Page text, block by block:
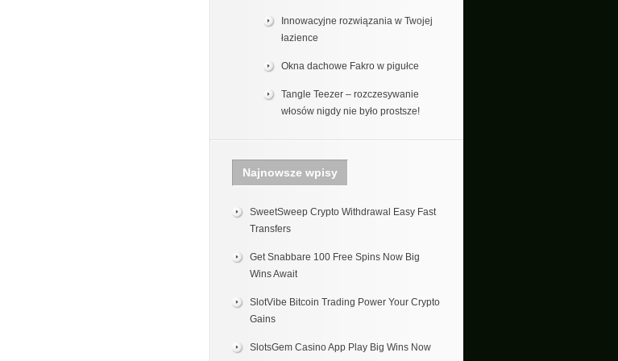
Innowacyjne rozwiązania w Twojej
łazience
Okna dachowe Fakro w pigułce
Tangle Teezer – rozczesywanie
włosów nigdy nie było prostsze!
Najnowsze wpisy
SweetSweep Crypto Withdrawal Easy Fast
Transfers
Get Snabbare 100 Free Spins Now Big
Wins Await
SlotVibe Bitcoin Trading Power Your Crypto
Gains
SlotsGem Casino App Play Big Wins Now